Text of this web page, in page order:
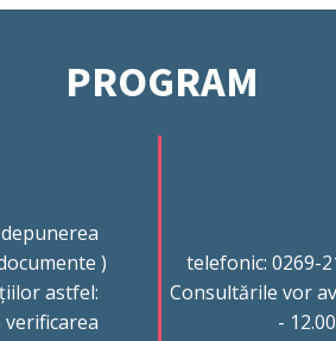
PROGRAM
)
astfel:
telefonic: 0269-
Consultările vor
-